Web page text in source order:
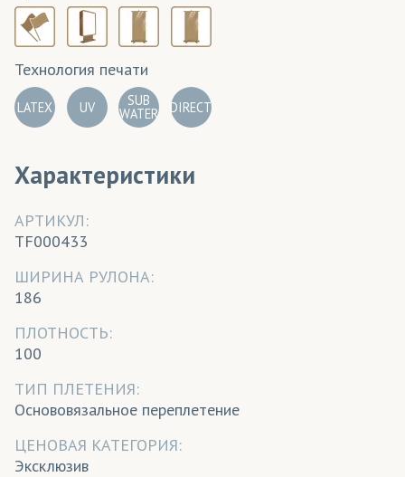
Технология печати
LATEX UV SUB
WATER DIRECT
Характеристики
АРТИКУЛ:
TF000433
ШИРИНА РУЛОНА:
186
ПЛОТНОСТЬ:
100
ТИП ПЛЕТЕНИЯ:
Основовязальное переплетение
ЦЕНОВАЯ КАТЕГОРИЯ:
Эксклюзив